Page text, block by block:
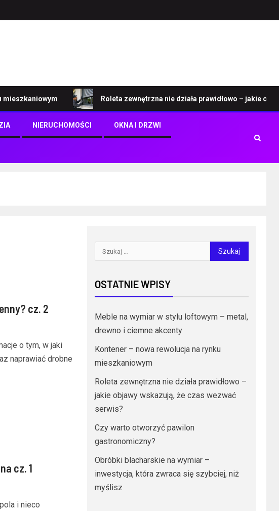
Roleta zewnętrzna nie działa prawidłowo – jakie objawy
NIERUCHOMOŚCI OKNA I DRZWI
cz. 2
o tym, w jaki
naprawiać drobne
cz. 1
i nieco
OSTATNIE WPISY
Meble na wymiar w stylu loftowym – metal,
drewno i ciemne akcenty
Kontener – nowa rewolucja na rynku
mieszkaniowym
Roleta zewnętrzna nie działa prawidłowo –
jakie objawy wskazują, że czas wezwać
serwis?
Czy warto otworzyć pawilon
gastronomiczny?
Obróbki blacharskie na wymiar –
inwestycja, która zwraca się szybciej, niż
myślisz